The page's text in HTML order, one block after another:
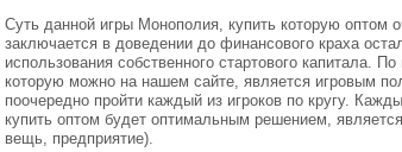
Суть данной игры Монополия, купить которую оптом
заключается в доведении до финансового краха
использования собственного стартового капитала.
которую можно на нашем сайте, является игровым
поочередно пройти каждый из игроков по кругу.
купить оптом будет оптимальным решением,
вещь, предприятие).